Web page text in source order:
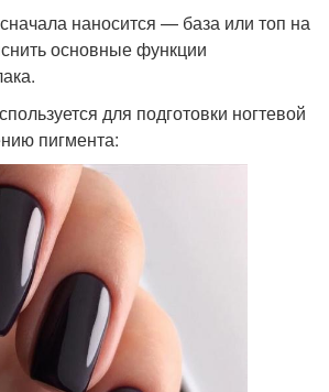
наносится — база или топ на
основные функции
для подготовки ногтевой
пигмента: